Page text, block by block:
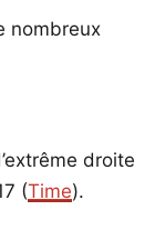
nombreux
droite
(Time).